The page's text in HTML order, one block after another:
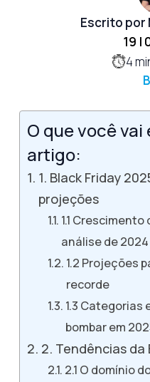
Escrito por
19 |
4
O que você
artigo:
1. Black Friday
projeções
1.1
análise de 2024
1.2 Projeções
recorde
1.3 Categorias
bombar em
2. Tendências da
2.1 O domínio